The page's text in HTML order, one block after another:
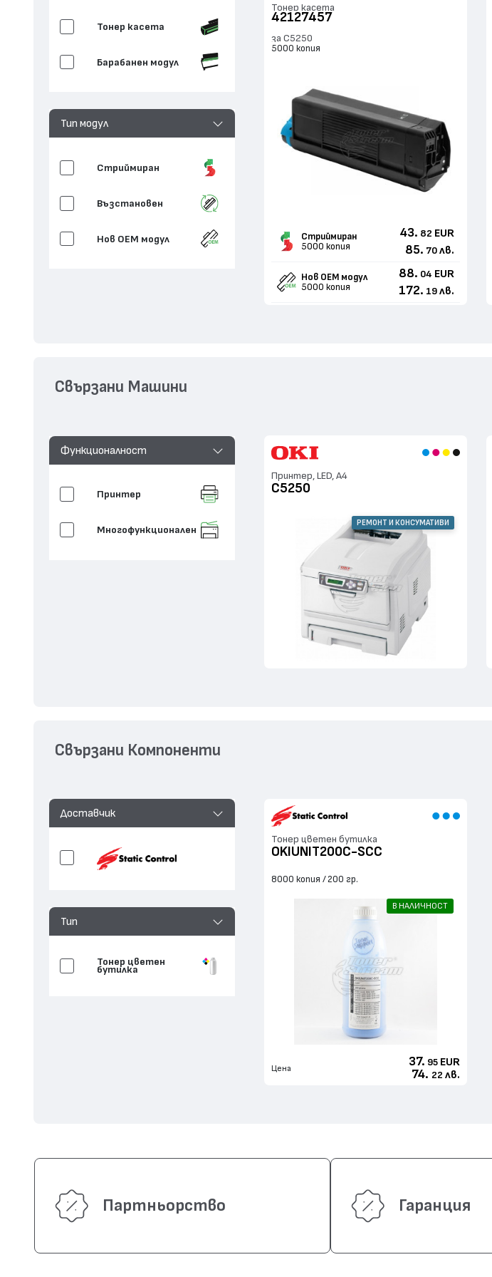
Тонер касета
Барабанен модул
Тип модул
Стриймиран
Възстановен
Нов ОЕМ модул
Тонер касета
42127457
за C5250
5000 копия
Стриймиран
5000 копия
43. 82 EUR
85. 70 лв.
Нов ОЕМ модул
5000 копия
88. 04 EUR
172. 19 лв.
Функционалност
Принтер
Многофункционален
Принтер, LED, А4
C5250
РЕМОНТ И КОНСУМАТИВИ
Свързани Машини
Доставчик
Тип
Тонер цветен
бутилка
Тонер цветен бутилка
OKIUNIT200C-SCC
8000 копия 200 гр.
В НАЛИЧНОСТ
Цена 37. 95 EUR
74. 22 лв.
Свързани Компоненти
Партньорство Гаранция